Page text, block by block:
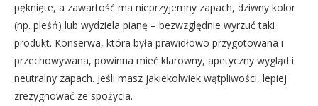
pęknięte, a zawartość ma nieprzyjemny zapach, dziwny kolor
(np. pleśń) lub wydziela pianę – bezwzględnie wyrzuć taki
produkt. Konserwa, która była prawidłowo przygotowana i
przechowywana, powinna mieć klarowny, apetyczny wygląd i
neutralny zapach. Jeśli masz jakiekolwiek wątpliwości, lepiej
zrezygnować ze spożycia.